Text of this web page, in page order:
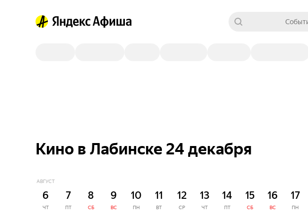
Кино в Лабинске 24 декабря
АВГУСТ
6
ЧТ
7
ПТ
8
СБ
9
ВС
10
ПН
11
ВТ
12
СР
13
ЧТ
14
ПТ
15
СБ
16
ВС
17
ПН